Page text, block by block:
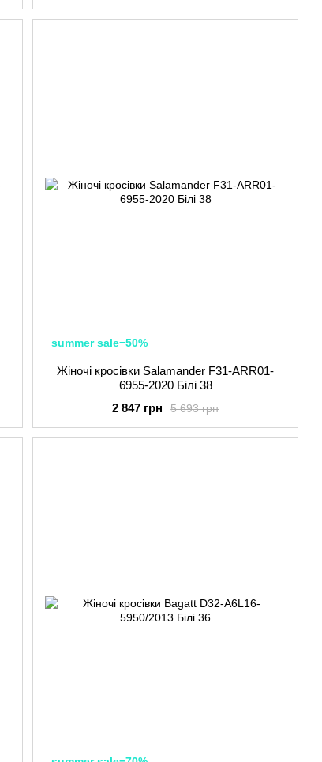
summer sale−50%
Жіночі кросівки Salamander F31-ARR01-
6955-2020 Білі 38
5 693 грн
2 847 грн